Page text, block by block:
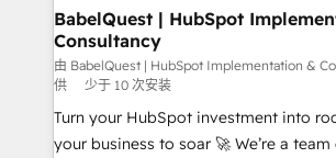
Boutique 'Elite' team of 12 • 150+
Hub, Marketing Hub, Service Hub,
CMS • ISO/IEC 27001:2022, ISO
42001:2023 certified - the AI
GuardHub: our AI governance
ISO 42001 Ready for the next step? Click the 👈
BabelQuest | HubSpot
Consultancy
由 BabelQuest | HubSpot Implementation &
供
少于 10 次安装
Turn your HubSpot investment into
your business to soar 🚀 We’re a team of accredited